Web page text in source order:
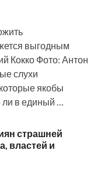
выгодным
Кокко Фото: Антон
слухи
якобы
ли в единый …
страшней
властей и